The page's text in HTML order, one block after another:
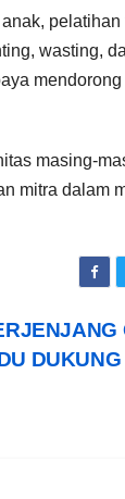
wasting,
masing-
mitra dalam